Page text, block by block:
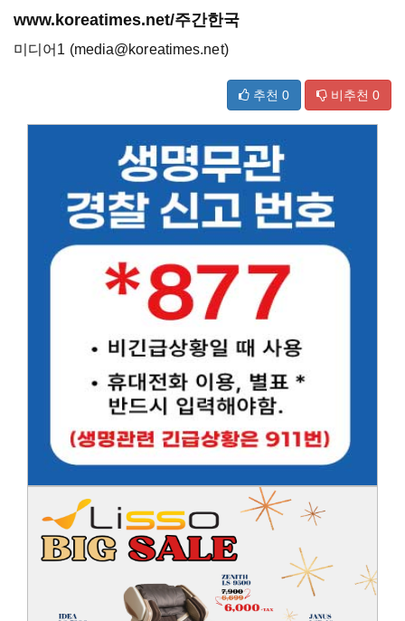
www.koreatimes.net/주간한국
미디어1 (media@koreatimes.net)
추천 0 비추천 0